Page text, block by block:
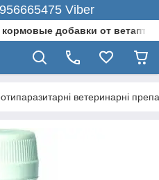
Viber
добавки от
ветеринарні